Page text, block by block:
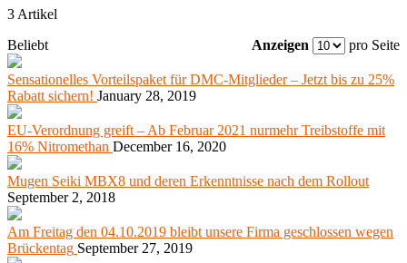
3 Artikel
Anzeigen
pro Seite
Beliebt
Sensationelles Vorteilspaket für DMC-Mitglieder – Jetzt bis zu 25%
Rabatt sichern! January 28, 2019
EU-Verordnung greift – Ab Februar 2021 nurmehr Treibstoffe mit
16% Nitromethan December 16, 2020
Mugen Seiki MBX8 und deren Erkenntnisse nach dem Rollout
September 2, 2018
Am Freitag den 04.10.2019 bleibt unsere Firma geschlossen wegen
Brückentag September 27, 2019